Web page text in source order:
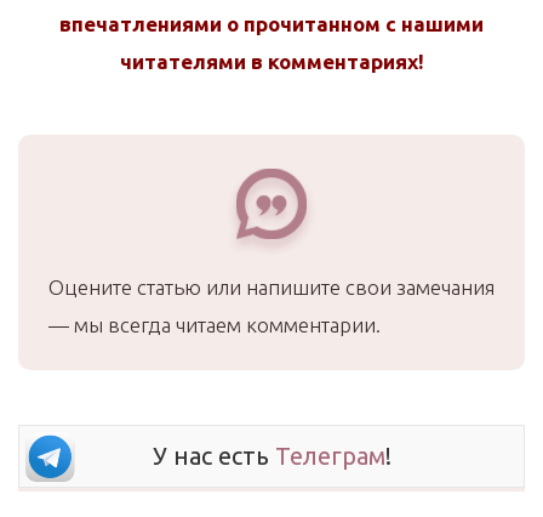
впечатлениями о прочитанном с нашими
читателями в комментариях!
Оцените статью или напишите свои замечания
— мы всегда читаем комментарии.
У нас есть Телеграм!